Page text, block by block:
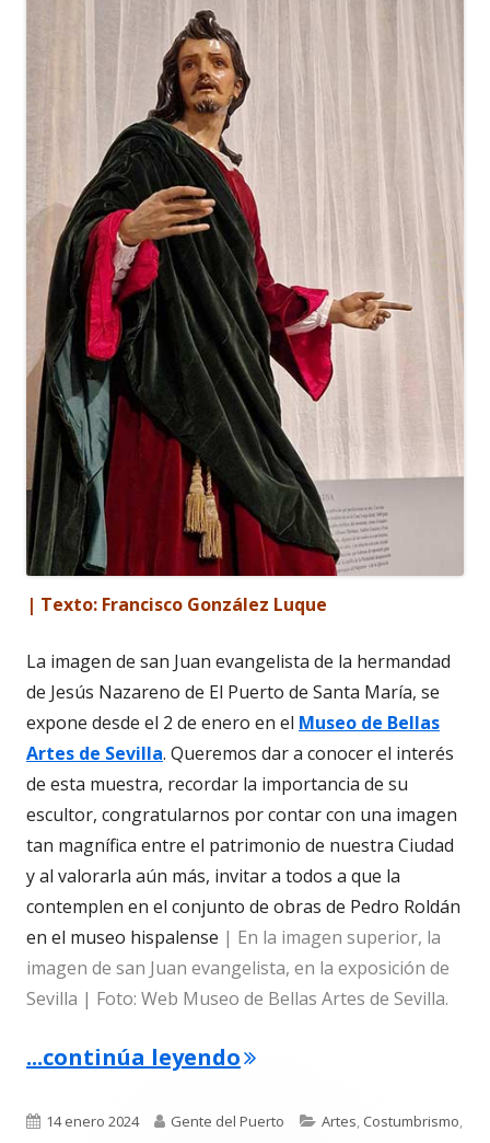
| Texto: Francisco González Luque
La imagen de san Juan evangelista de la hermandad
de Jesús Nazareno de El Puerto de Santa María, se
expone desde el 2 de enero en el Museo de Bellas
Artes de Sevilla. Queremos dar a conocer el interés
de esta muestra, recordar la importancia de su
escultor, congratularnos por contar con una imagen
tan magnífica entre el patrimonio de nuestra Ciudad
y al valorarla aún más, invitar a todos a que la
contemplen en el conjunto de obras de Pedro Roldán
en el museo hispalense | En la imagen superior, la
imagen de san Juan evangelista, en la exposición de
Sevilla | Foto: Web Museo de Bellas Artes de Sevilla.
...continúa leyendo"La imagen de san
Publicado
14 enero 2024 Autor
Gente del Puerto Categorías
Artes Costumbrismo